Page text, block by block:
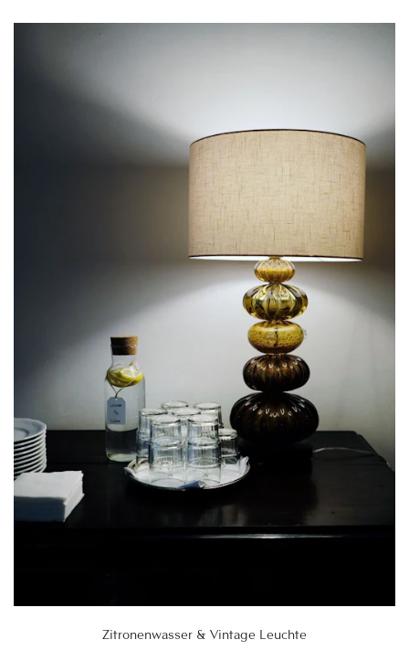
Zitronenwasser & Vintage Leuchte